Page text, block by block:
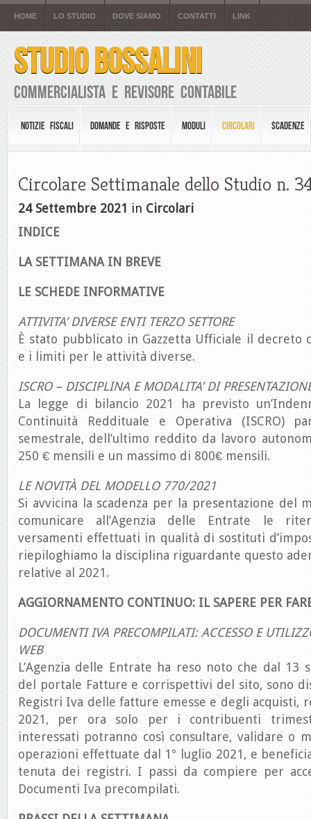
HOME LO STUDIO DOVE SIAMO CONTATTI LINK
STUDIO BOSSALINI
Commercialista e Revisore Contabile
NOTIZIE FISCALI DOMANDE E RISPOSTE MODULI CIRCOLARI SCADENZE
Circolare Settimanale dello Studio n.
24 Settembre 2021 in Circolari
INDICE
LA SETTIMANA IN BREVE
LE SCHEDE INFORMATIVE
ATTIVITA’ DIVERSE ENTI TERZO SETTORE
È stato pubblicato in Gazzetta Ufficiale il
e i limiti per le attività diverse.
ISCRO – DISCIPLINA E MODALITA’ DI
La legge di bilancio 2021 ha previsto
Continuità Reddituale e Operativa (ISCRO)
semestrale, dell’ultimo reddito da lavoro
250 € mensili e un massimo di 800€ mensili.
LE NOVITÀ DEL MODELLO 770/2021
Si avvicina la scadenza per la presentazione del
comunicare all’Agenzia delle Entrate le
versamenti effettuati in qualità di sostituti
riepiloghiamo la disciplina riguardante questo
relative al 2021.
AGGIORNAMENTO CONTINUO: IL SAPERE PER
DOCUMENTI IVA PRECOMPILATI: ACCESSO E
WEB
L’Agenzia delle Entrate ha reso noto che dal 13
del portale Fatture e corrispettivi del sito, sono
Registri Iva delle fatture emesse e degli acquisti,
2021, per ora solo per i contribuenti
interessati potranno così consultare, validare o
operazioni effettuate dal 1° luglio 2021, e
tenuta dei registri. I passi da compiere per
Documenti Iva precompilati.